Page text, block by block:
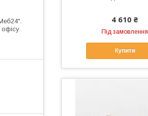
4 610 ₴
Під замовлення
Купити